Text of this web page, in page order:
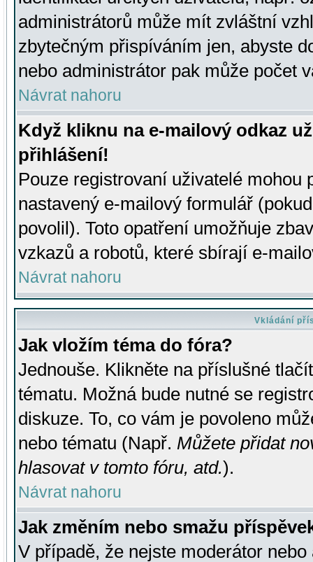
administrátorů může mít zvláštní
zbytečným přispíváním jen, abyste
nebo administrátor pak může počet
Návrat nahoru
Když kliknu na e-mailový odkaz
přihlášení!
Pouze registrovaní uživatelé mohou
nastavený e-mailový formulář
povolil). Toto opatření umožňuje
vzkazů a robotů, které sbírají e-
Návrat nahoru
Vkládání
Jak vložím téma do fóra?
Jednouše. Klikněte na příslušné
tématu. Možná bude nutné se
diskuze. To, co vám je povoleno
nebo tématu (Např. Můžete přidat
hlasovat v tomto fóru, atd.).
Návrat nahoru
Jak změním nebo smažu
V případě, že nejste moderátor